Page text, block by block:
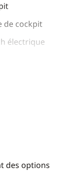
de cockpit
électrique
de
des options